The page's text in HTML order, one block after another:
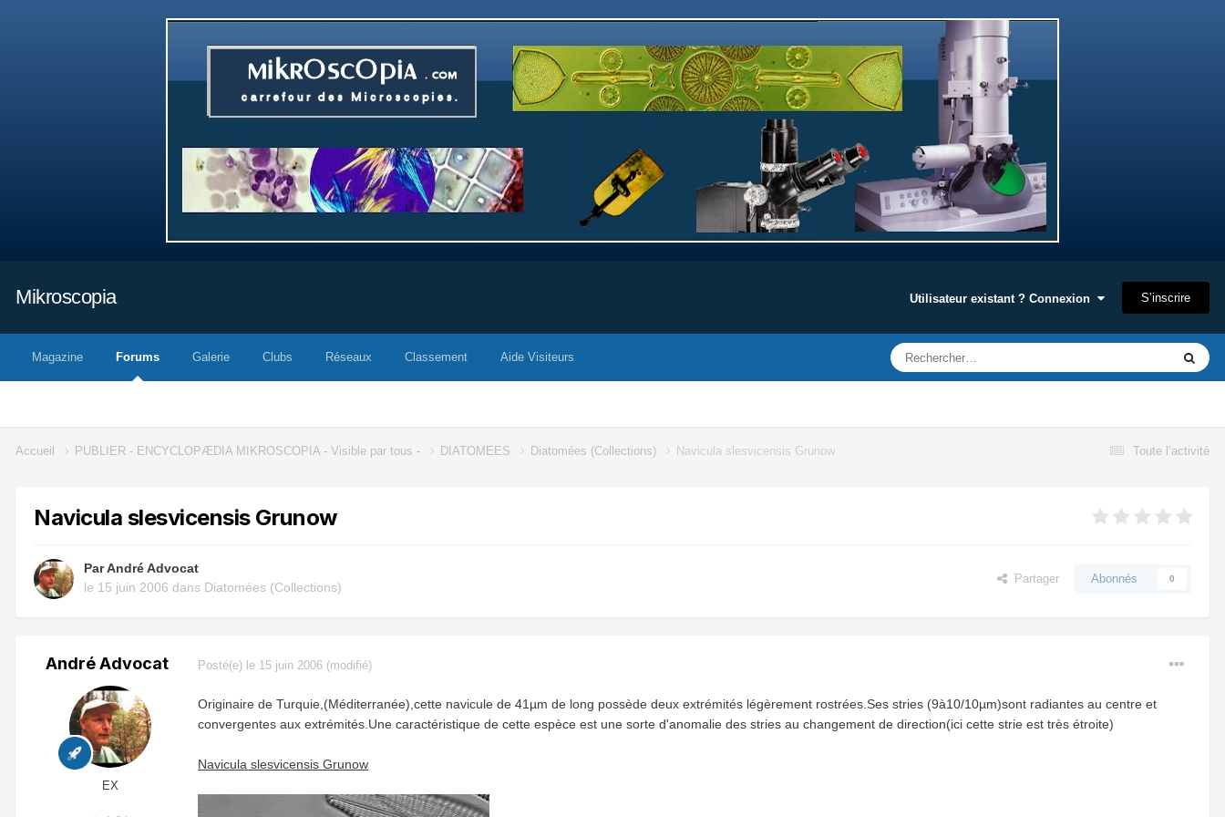
Mikroscopia Utilisateur existant ? Connexion S’inscrire
Magazine Forums Galerie Clubs Réseaux Classement Aide Visiteurs
Toute l’activité
Accueil PUBLIER - ENCYCLOPÆDIA MIKROSCOPIA - Visible par tous - DIATOMEES Diatomées (Collections) Navicula slesvicensis Grunow
Navicula slesvicensis Grunow
ParAndré Advocat
le 15 juin 2006 dans Diatomées (Collections)
Partager Abonnés 0
André Advocat
EX
Posté(e) le 15 juin 2006 (modifié)
Originaire de Turquie,(Méditerranée),cette navicule de 41µm de long possède deux extrémités légèrement rostrées.Ses stries (9à10/10µm)sont radiantes au centre et
convergentes aux extrémités.Une caractéristique de cette espèce est une sorte d'anomalie des stries au changement de direction(ici cette strie est très étroite)
Navicula slesvicensis Grunow